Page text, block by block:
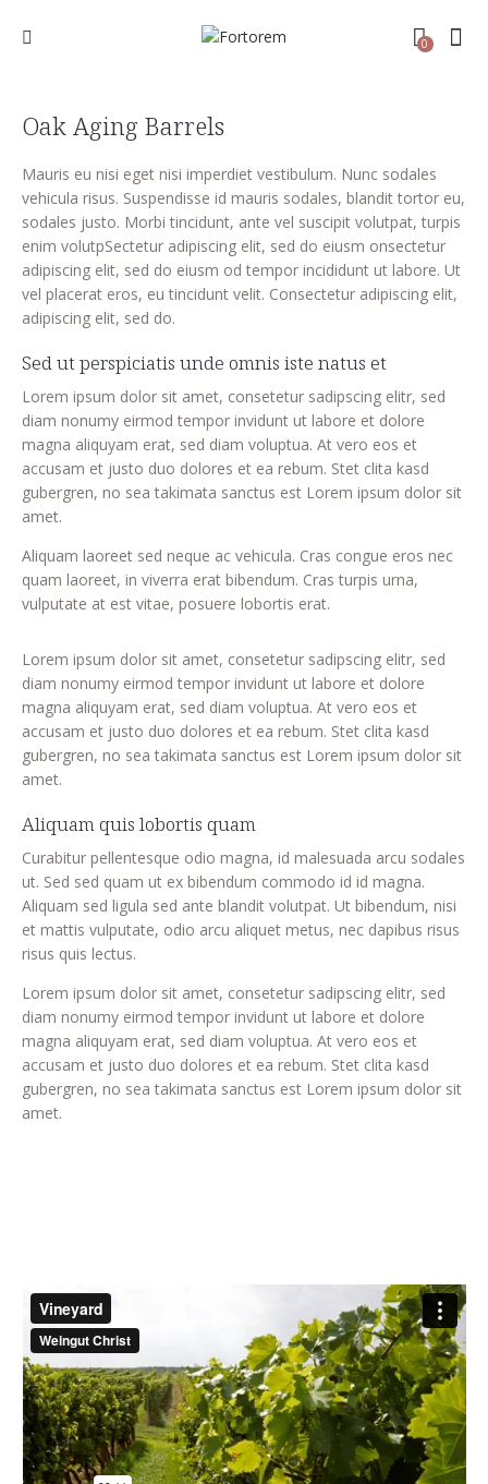
0
Oak Aging Barrels
Mauris eu nisi eget nisi imperdiet vestibulum. Nunc sodales
vehicula risus. Suspendisse id mauris sodales, blandit tortor eu,
sodales justo. Morbi tincidunt, ante vel suscipit volutpat, turpis
enim volutpSectetur adipiscing elit, sed do eiusm onsectetur
adipiscing elit, sed do eiusm od tempor incididunt ut labore. Ut
vel placerat eros, eu tincidunt velit. Consectetur adipiscing elit,
adipiscing elit, sed do.
Sed ut perspiciatis unde omnis iste natus et
Lorem ipsum dolor sit amet, consetetur sadipscing elitr, sed
diam nonumy eirmod tempor invidunt ut labore et dolore
magna aliquyam erat, sed diam voluptua. At vero eos et
accusam et justo duo dolores et ea rebum. Stet clita kasd
gubergren, no sea takimata sanctus est Lorem ipsum dolor sit
amet.
Aliquam laoreet sed neque ac vehicula. Cras congue eros nec
quam laoreet, in viverra erat bibendum. Cras turpis urna,
vulputate at est vitae, posuere lobortis erat.
Lorem ipsum dolor sit amet, consetetur sadipscing elitr, sed
diam nonumy eirmod tempor invidunt ut labore et dolore
magna aliquyam erat, sed diam voluptua. At vero eos et
accusam et justo duo dolores et ea rebum. Stet clita kasd
gubergren, no sea takimata sanctus est Lorem ipsum dolor sit
amet.
Aliquam quis lobortis quam
Curabitur pellentesque odio magna, id malesuada arcu sodales
ut. Sed sed quam ut ex bibendum commodo id id magna.
Aliquam sed ligula sed ante blandit volutpat. Ut bibendum, nisi
et mattis vulputate, odio arcu aliquet metus, nec dapibus risus
risus quis lectus.
Lorem ipsum dolor sit amet, consetetur sadipscing elitr, sed
diam nonumy eirmod tempor invidunt ut labore et dolore
magna aliquyam erat, sed diam voluptua. At vero eos et
accusam et justo duo dolores et ea rebum. Stet clita kasd
gubergren, no sea takimata sanctus est Lorem ipsum dolor sit
amet.